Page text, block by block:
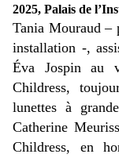
2025, Palais de
Tania Mouraud –
installation -,
Éva Jospin au
Childress,
lunettes à
Catherine
Childress, en